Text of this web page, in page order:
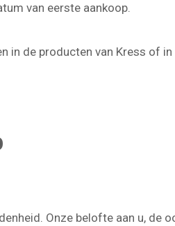
van eerste aankoop.
de producten van Kress of
Onze belofte aan u, de